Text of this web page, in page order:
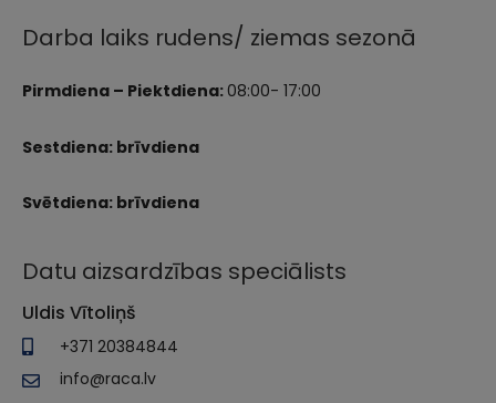
Darba laiks rudens/ ziemas sezonā
Pirmdiena – Piektdiena:08:00- 17:00
Sestdiena: brīvdiena
Svētdiena: brīvdiena
Datu aizsardzības speciālists
Uldis Vītoliņš
+371 20384844
info@raca.lv